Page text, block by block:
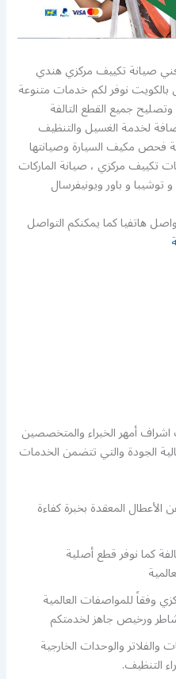
صيانة تكييف مركزي هندي
بالكويت نوفر لكم خدمات متنوعة
جميع القطع التالفة
لخدمة الغسيل والتنظيف
فحص مكيف السيارة وصيانتها
تكييف مركزي ، صيانة الماركات
و باور ويونيفرسال
هاتفيا كما يمكنكم التواصل
أمهر الخبراء والمتخصصين
الجودة والتي تتضمن الخدمات
المعقدة بخبرة كفاءة
كما نوفر قطع أصلية
وفقاً للمواصفات العالمية
ورخيص جاهز لخدمتكم
والوحدات الخارجية
التنظيف.